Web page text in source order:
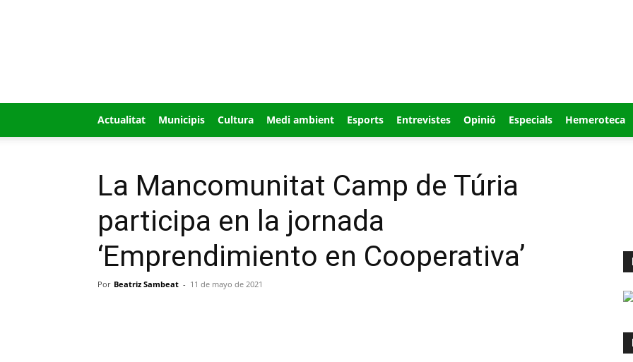
Actualitat Municipis Cultura Medi ambient Esports Entrevistes Opinió Especials Hemeroteca
La Mancomunitat Camp de Túria
participa en la jornada
‘Emprendimiento en Cooperativa’
Por Beatriz Sambeat - 11 de mayo de 2021